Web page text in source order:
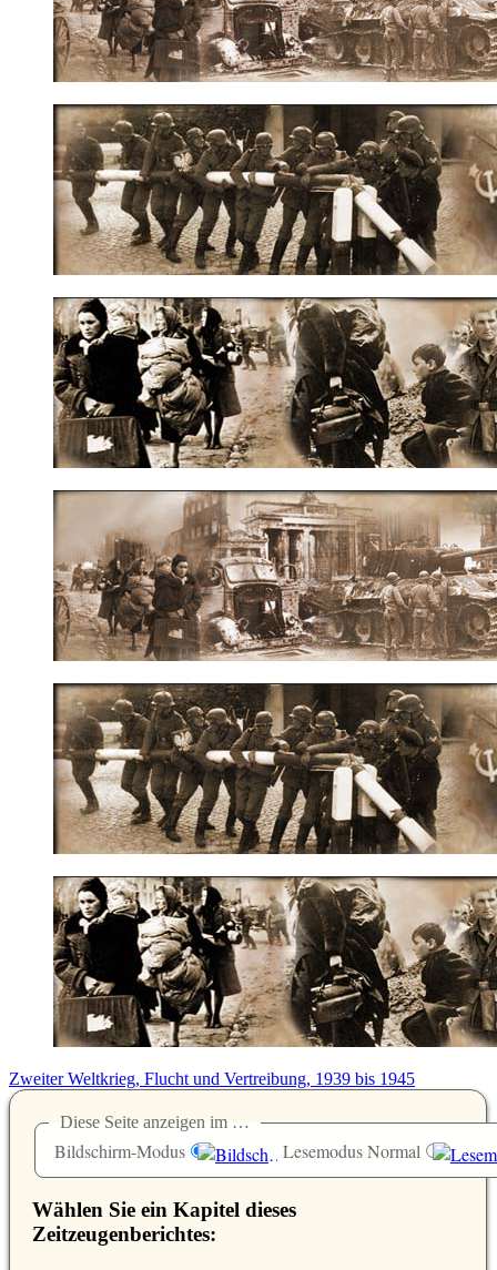
Zweiter Weltkrieg, Flucht und Vertreibung, 1939 bis 1945
Diese Seite anzeigen im …
Bildschirm-Modus Lesemodus Normal
Wählen Sie ein Kapitel dieses
Zeitzeugenberichtes: